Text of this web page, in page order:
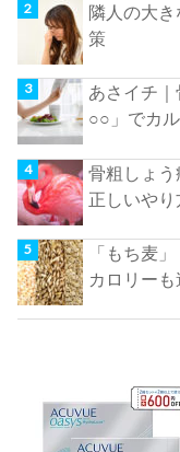
隣人の大
策
あさイチ
○○」でカ
骨粗しょ
正しいやり
「もち麦
カロリーも